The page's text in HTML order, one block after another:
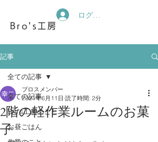
Bro's工房
ログイン
記事
全ての記事
Bro's工房のこと
お昼ごはん
全ての記事
2階の軽作業ルームのお菓
子
ブロスメンバー
2021年6月11日 読了時間: 2分